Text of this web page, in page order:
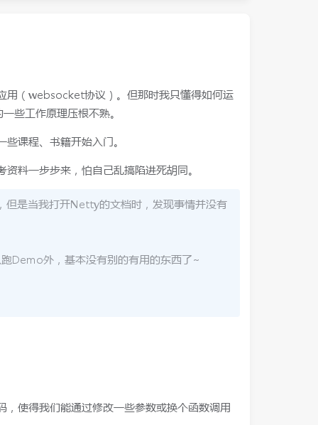
用（websocket协议）。但那时我只懂得如何运
些工作原理压根不熟。
课程、书籍开始入门。
料一步步来，怕自己乱搞陷进死胡同。
是当我打开Netty的文档时，发现事情并没有
Demo外，基本没有别的有用的东西了~
使得我们能通过修改一些参数或换个函数调用